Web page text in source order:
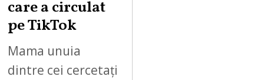
care a circulat
pe TikTok
Mama unuia
dintre cei cercetați